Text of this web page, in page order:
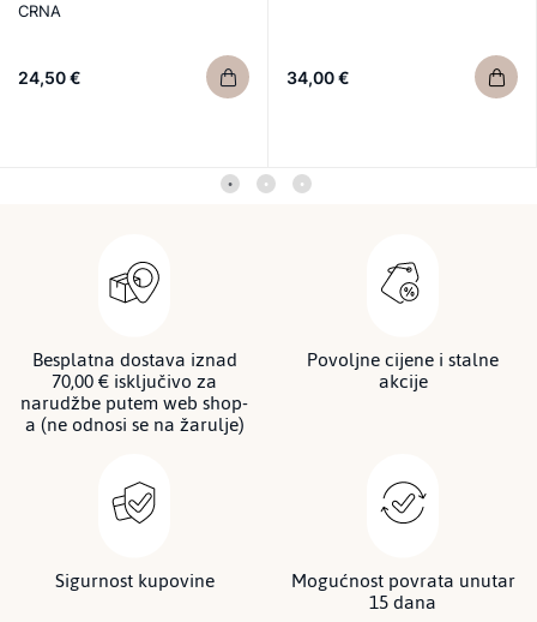
CRNA
24,50 € 34,00 €
Besplatna dostava iznad
70,00 € isključivo za
narudžbe putem web shop-
a (ne odnosi se na žarulje)
Povoljne cijene i stalne
akcije
Sigurnost kupovine Mogućnost povrata unutar
15 dana